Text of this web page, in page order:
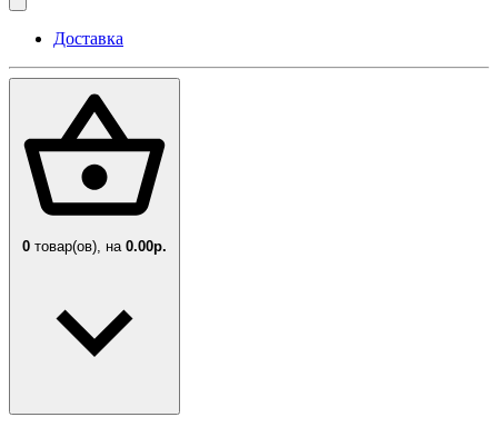
Доставка
0 товар(ов), на 0.00р.